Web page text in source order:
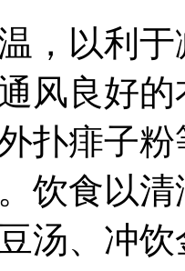
，以利
风良好
扑痱子
饮食以
汤、冲